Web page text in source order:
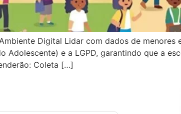
Digital Lidar com dados de
Adolescente) e a LGPD, garantindo que a
Coleta […]